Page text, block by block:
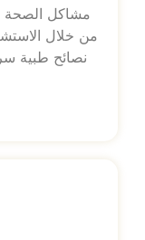
مشاكل الصحة
من خلال
نصائح طبية